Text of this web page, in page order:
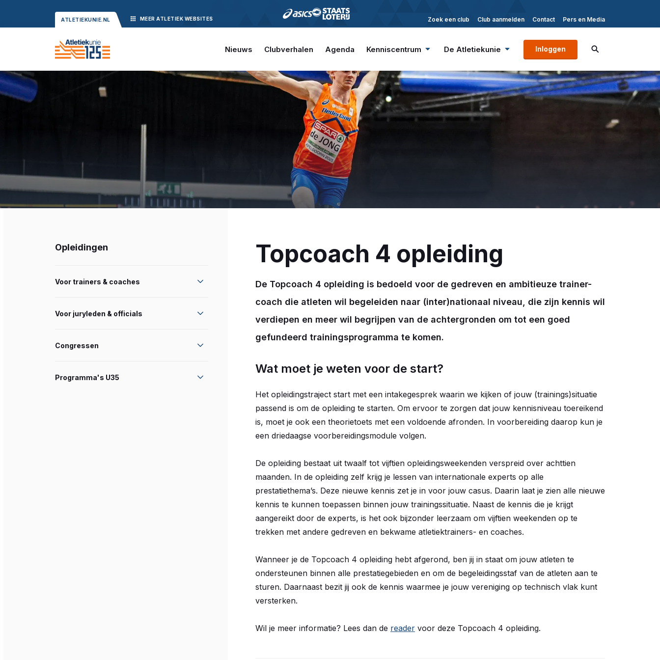
ATLETIEKUNIE.NL MEER ATLETIEK WEBSITES Zoek een club Club aanmelden Contact Pers en Media
Nieuws Clubverhalen Agenda Kenniscentrum De Atletiekunie Inloggen
Opleidingen
Voor trainers & coaches
Voor juryleden & officials
Congressen
Programma's U35
Topcoach 4 opleiding
De Topcoach 4 opleiding is bedoeld voor de gedreven en ambitieuze trainer-
coach die atleten wil begeleiden naar (inter)nationaal niveau, die zijn kennis wil
verdiepen en meer wil begrijpen van de achtergronden om tot een goed
gefundeerd trainingsprogramma te komen.
Wat moet je weten voor de start?
Het opleidingstraject start met een intakegesprek waarin we kijken of jouw (trainings)situatie
passend is om de opleiding te starten. Om ervoor te zorgen dat jouw kennisniveau toereikend
is, moet je ook een theorietoets met een voldoende afronden. In voorbereiding daarop kun je
een driedaagse voorbereidingsmodule volgen.
De opleiding bestaat uit twaalf tot vijftien opleidingsweekenden verspreid over achttien
maanden. In de opleiding zelf krijg je lessen van internationale experts op alle
prestatiethema’s. Deze nieuwe kennis zet je in voor jouw casus. Daarin laat je zien alle nieuwe
kennis te kunnen toepassen binnen jouw trainingssituatie. Naast de kennis die je krijgt
aangereikt door de experts, is het ook bijzonder leerzaam om vijftien weekenden op te
trekken met andere gedreven en bekwame atletiektrainers- en coaches.
Wanneer je de Topcoach 4 opleiding hebt afgerond, ben jij in staat om jouw atleten te
ondersteunen binnen alle prestatiegebieden en om de begeleidingsstaf van de atleten aan te
sturen. Daarnaast bezit jij ook de kennis waarmee je jouw vereniging op technisch vlak kunt
versterken.
Wil je meer informatie? Lees dan de reader voor deze Topcoach 4 opleiding.